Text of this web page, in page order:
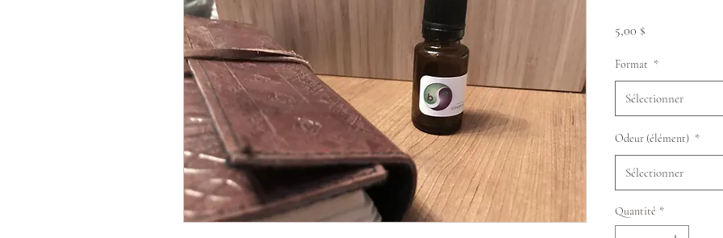
5,00 $
Format *
Sélectionner
Odeur (élément) *
Sélectionner
Quantité *